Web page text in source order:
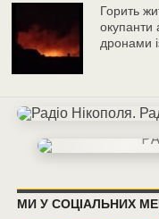
Горить
окупанти
дронами
МИ У СОЦІАЛЬНИХ